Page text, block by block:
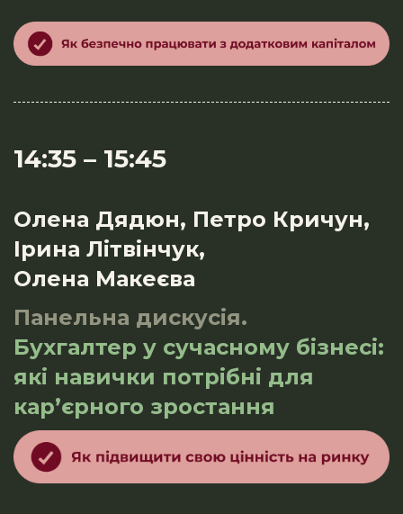
14:35 – 15:45
Олена Дядюн, Петро Кричун,
Ірина Літвінчук,
Олена Макеєва
Панельна дискусія.
Бухгалтер у сучасному бізнесі:
які навички потрібні для
кар’єрного зростання